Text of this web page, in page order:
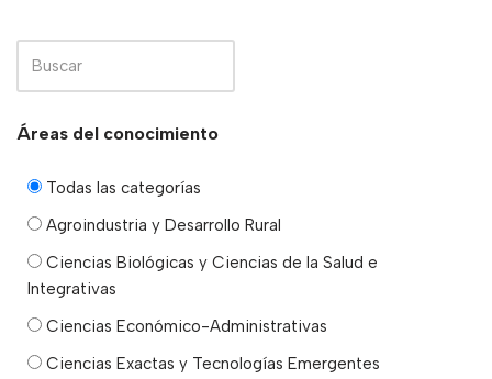
Áreas del conocimiento
Todas las categorías
Agroindustria y Desarrollo Rural
Ciencias Biológicas y Ciencias de la Salud e
Integrativas
Ciencias Económico-Administrativas
Ciencias Exactas y Tecnologías Emergentes